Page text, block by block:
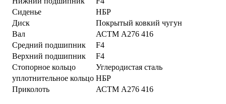
Сиденье
НБР
Диск
Покрытый ковкий чугун
Вал
АСТМ А276 416
Средний подшипник
F4
Верхний подшипник
F4
Стопорное кольцо
Углеродистая сталь
уплотнительное кольцо НБР
Приколоть
АСТМ А276 416